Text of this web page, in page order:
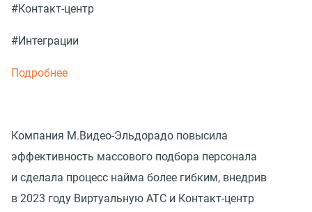
#Контакт-центр
#Интеграции
Подробнее
Компания М.Видео-Эльдорадо повысила
эффективность массового подбора персонала
и сделала процесс найма более гибким, внедрив
в 2023 году Виртуальную АТС и Контакт-центр